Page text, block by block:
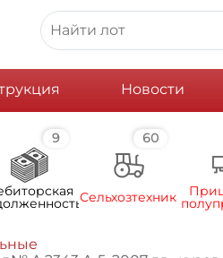
Новости
9 60
Сельхозтехника